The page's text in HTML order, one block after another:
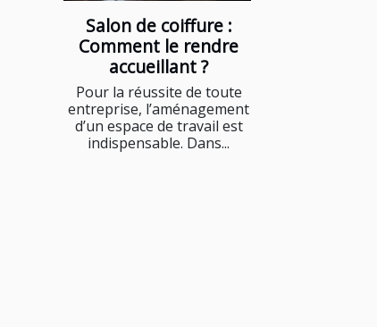
Salon de coiffure :
Comment le rendre
accueillant ?
Pour la réussite de toute
entreprise, l’aménagement
d’un espace de travail est
indispensable. Dans...